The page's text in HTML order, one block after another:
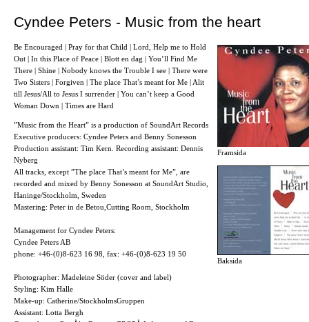
Cyndee Peters - Music from the heart
Framsida
Baksida
Be Encouraged | Pray for that Child | Lord, Help me to Hold
Out | In this Place of Peace | Blott en dag | You’ll Find Me
There | Shine | Nobody knows the Trouble I see | There were
Two Sisters | Forgiven | The place That’s meant for Me | Alit
till Jesus/All to Jesus I surrender | You can’t keep a Good
Woman Down | Times are Hard
”Music from the Heart” is a production of SoundArt Records
Executive producers: Cyndee Peters and Benny Sonesson
Production assistant: Tim Kern. Recording assistant: Dennis
Nyberg
All tracks, except ”The place That’s meant for Me”, are
recorded and mixed by Benny Sonesson at SoundArt Studio,
Haninge/Stockholm, Sweden
Mastering: Peter in de Betou,Cutting Room, Stockholm
Management for Cyndee Peters:
Cyndee Peters AB
phone: +46-(0)8-623 16 98, fax: +46-(0)8-623 19 50
Photographer: Madeleine Söder (cover and label)
Styling: Kim Halle
Make-up: Catherine/StockholmsGruppen
Assistant: Lotta Bergh